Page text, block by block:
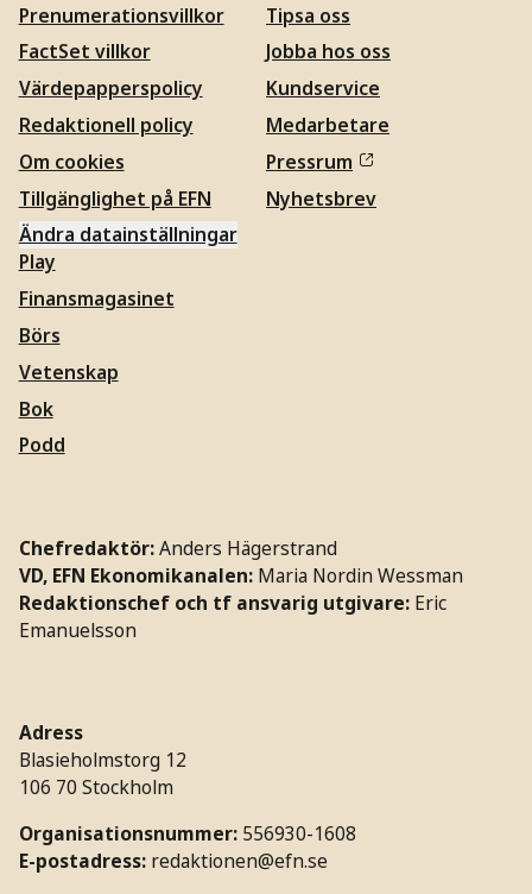
Prenumerationsvillkor
FactSet villkor
Värdepapperspolicy
Redaktionell policy
Om cookies
Tillgänglighet på EFN
Ändra datainställningar
Tipsa oss
Jobba hos oss
Kundservice
Medarbetare
Pressrum
Nyhetsbrev
Play
Finansmagasinet
Börs
Vetenskap
Bok
Podd
Chefredaktör:Anders Hägerstrand
VD, EFN Ekonomikanalen: Maria Nordin Wessman
Redaktionschef och tf ansvarig utgivare: Eric
Emanuelsson
Adress
Blasieholmstorg 12
106 70 Stockholm
Organisationsnummer: 556930-1608
E-postadress: redaktionen@efn.se